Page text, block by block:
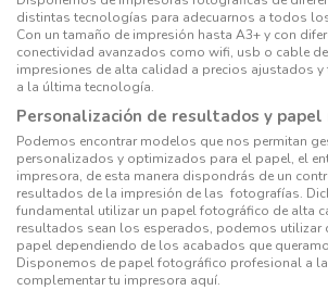
distintas tecnologías para adecuarnos a todos
Con un tamaño de impresión hasta A3+ y con
conectividad avanzados como wifi, usb o cable
impresiones de alta calidad a precios ajustados
a la última tecnología.
Personalización de resultados y papel
Podemos encontrar modelos que nos permitan
personalizados y optimizados para el papel, el
impresora, de esta manera dispondrás de un
resultados de la impresión de las fotografías.
fundamental utilizar un papel fotográfico de alta
resultados sean los esperados, podemos utilizar
papel dependiendo de los acabados que
Disponemos de papel fotográfico profesional a la
complementar tu impresora aquí.